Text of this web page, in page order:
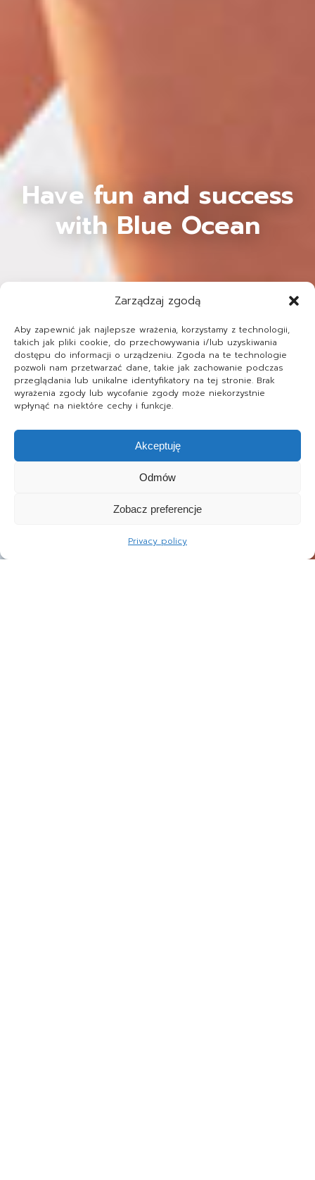
Zarządzaj zgodą
Aby zapewnić jak najlepsze wrażenia, korzystamy z technologii,
takich jak pliki cookie, do przechowywania i/lub uzyskiwania
dostępu do informacji o urządzeniu. Zgoda na te technologie
pozwoli nam przetwarzać dane, takie jak zachowanie podczas
przeglądania lub unikalne identyfikatory na tej stronie. Brak
wyrażenia zgody lub wycofanie zgody może niekorzystnie
wpłynąć na niektóre cechy i funkcje.
Akceptuję
Odmów
Zobacz preferencje
Privacy policy
Have fun and success
with Blue Ocean